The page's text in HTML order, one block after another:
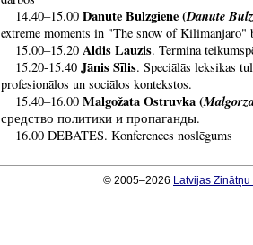
14.40–15.00 Danute Bulzgiene (Danutē
extreme moments in "The snow of Kilimanjaro"
15.00–15.20 Aldis Lauzis. Termina
15.20-15.40 Jānis Sīlis. Speciālās leksikas
profesionālos un sociālos kontekstos.
15.40–16.00 Malgožata Ostruvka (
средство политики и пропаганды.
16.00 DEBATES. Konferences noslēgums
© 2005–2026 Latvijas